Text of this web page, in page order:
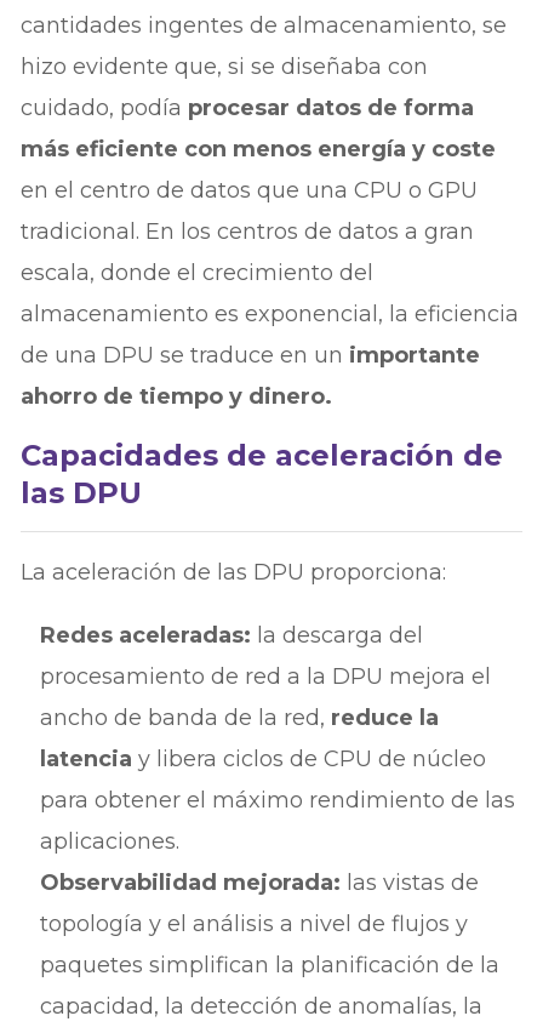
cantidades ingentes de almacenamiento, se
hizo evidente que, si se diseñaba con
cuidado, podía procesar datos de forma
más eficiente con menos energía y coste
en el centro de datos que una CPU o GPU
tradicional. En los centros de datos a gran
escala, donde el crecimiento del
almacenamiento es exponencial, la eficiencia
de una DPU se traduce en un importante
ahorro de tiempo y dinero.
Capacidades de aceleración de
las DPU
La aceleración de las DPU proporciona:
Redes aceleradas: la descarga del
procesamiento de red a la DPU mejora el
ancho de banda de la red, reduce la
latencia y libera ciclos de CPU de núcleo
para obtener el máximo rendimiento de las
aplicaciones.
Observabilidad mejorada: las vistas de
topología y el análisis a nivel de flujos y
paquetes simplifican la planificación de la
capacidad, la detección de anomalías, la